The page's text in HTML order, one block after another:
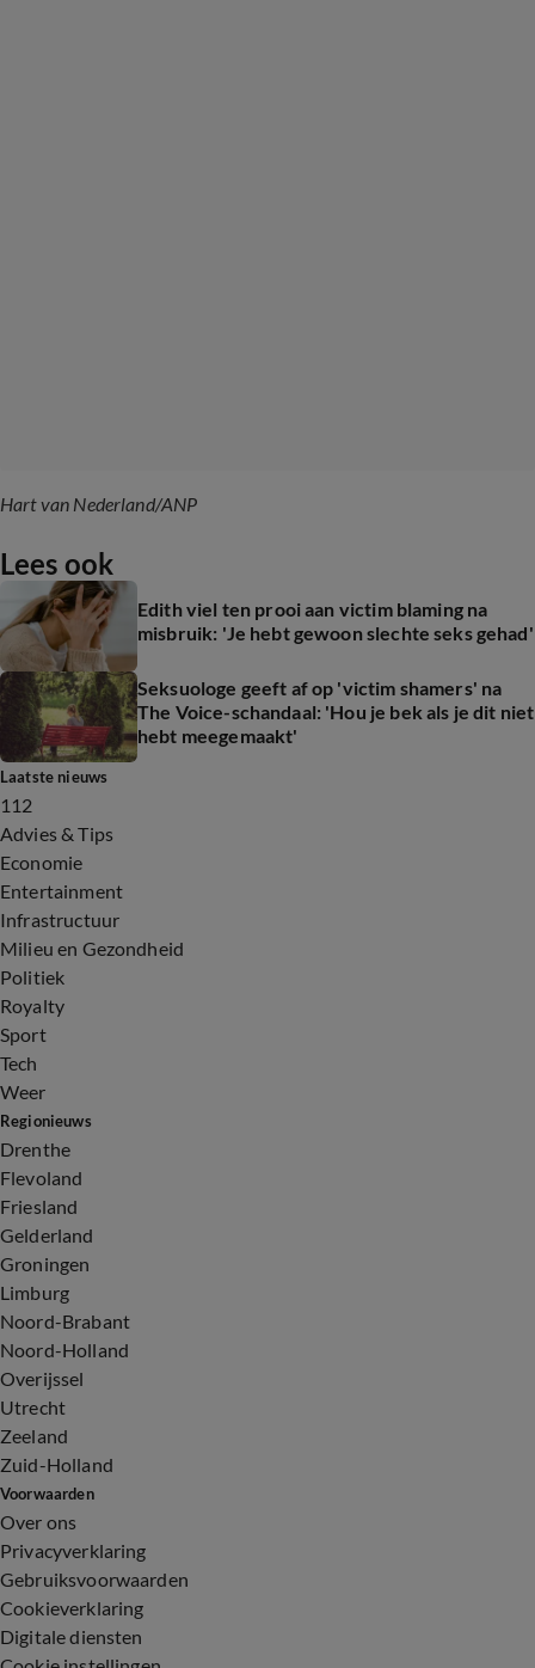
Hart van Nederland/ANP
Lees ook
Edith viel ten prooi aan victim blaming na
misbruik: 'Je hebt gewoon slechte seks gehad'
Seksuologe geeft af op 'victim shamers' na
The Voice-schandaal: 'Hou je bek als je dit niet
hebt meegemaakt'
Laatste nieuws
112
Advies & Tips
Economie
Entertainment
Infrastructuur
Milieu en Gezondheid
Politiek
Royalty
Sport
Tech
Weer
Regionieuws
Drenthe
Flevoland
Friesland
Gelderland
Groningen
Limburg
Noord-Brabant
Noord-Holland
Overijssel
Utrecht
Zeeland
Zuid-Holland
Voorwaarden
Over ons
Privacyverklaring
Gebruiksvoorwaarden
Cookieverklaring
Digitale diensten